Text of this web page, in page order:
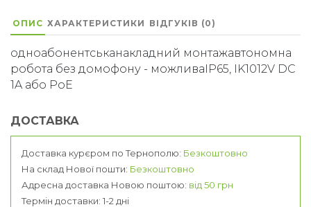
ОПИС ХАРАКТЕРИСТИКИ ВІДГУКІВ (0)
одноабонентськанакладний монтажавтономна
робота без домофону - можливаIP65, IK1012V DC
1A або PoE
ДОСТАВКА
Доставка курєром по Тернополю: Безкоштовно
На склад Нової пошти: Безкоштовно
Адресна доставка Новою поштою: від 50 грн
Термін доставки: 1-2 дні